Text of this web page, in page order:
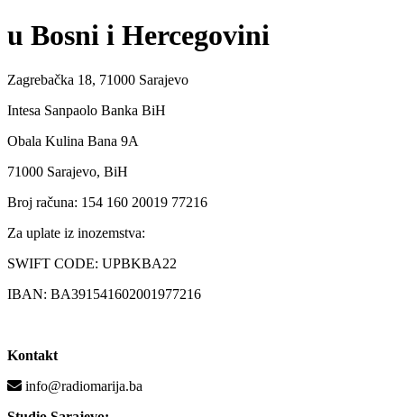
u Bosni i Hercegovini
Zagrebačka 18, 71000 Sarajevo
Intesa Sanpaolo Banka BiH
Obala Kulina Bana 9A
71000 Sarajevo, BiH
Broj računa: 154 160 20019 77216
Za uplate iz inozemstva:
SWIFT CODE: UPBKBA22
IBAN: BA391541602001977216
Kontakt
info@radiomarija.ba